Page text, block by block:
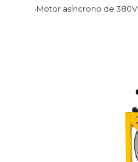
·Motor asíncrono de 380V